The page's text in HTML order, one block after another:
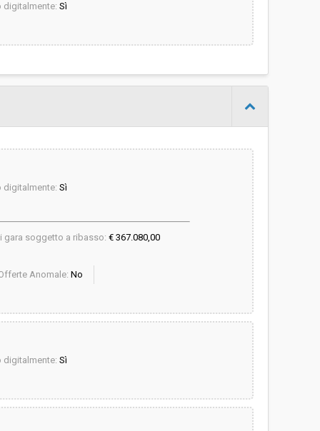
digitalmente: Sì
digitalmente: Sì
gara soggetto a ribasso: € 367.080,00
Anomale: No
digitalmente: Sì